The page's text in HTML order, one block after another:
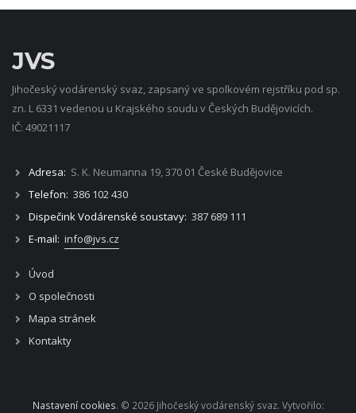
JVS
Jihočeský vodárenský svaz, zapsaný ve spolkovém rejstříku pod sp.
zn. L 6331 vedenou u Krajského soudu v Českých Budějovicích.
IČ: 49021117
Adresa: S. K. Neumanna 19, 370 01 České Budějovice
Telefon: 386 102 430
Dispečink Vodárenské soustavy: 387 689 111
E-mail: info@jvs.cz
Úvod
O společnosti
Mapa stránek
Kontakty
Nastavení cookies. © 2026 Jihočeský vodárenský svaz. Vytvořilo: